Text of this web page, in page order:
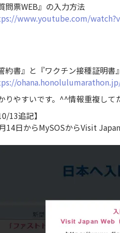
問票WEB』の入力方法
www.youtube.com/
約書』と『ワクチン接種証明書
りやすいです。^^情報重複して
13追記】
14日からMySOSからVisit